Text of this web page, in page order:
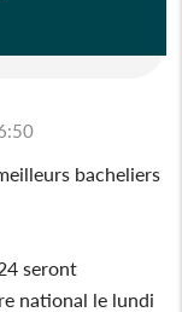
bacheliers
seront
national le lundi